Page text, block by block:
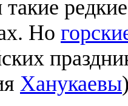
Но
Ханукаевы